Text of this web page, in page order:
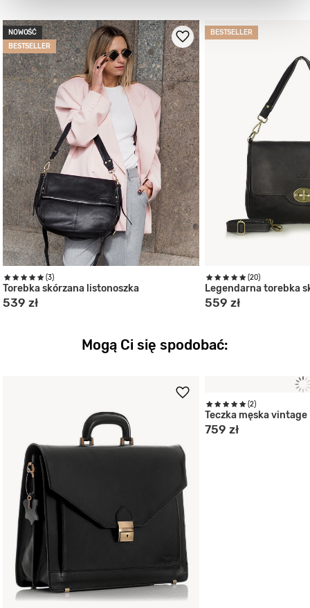
NOWOŚĆ
BESTSELLER
(3)
Torebka skórzana listonoszka
539 zł
BESTSELLER
(20)
Legendarna torebka
559 zł
Mogą Ci się spodobać: